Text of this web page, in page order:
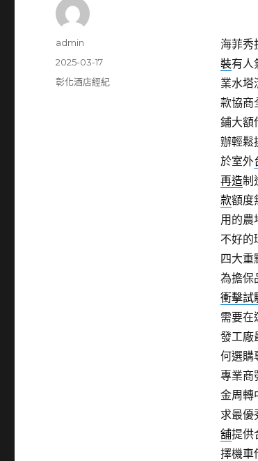
海菲秀
裝有人
業水塔
款協商
鋪大額
辦輕鬆
於室外
再造制
款額度
用的農
不好的
四大重
為擔保
衝擊試
需要在
發工廠
何選購
專業商
金周轉
求最優
舖提供
擇機車
作
admin
發
佈
2025-03-17
分
彰化酒店經紀